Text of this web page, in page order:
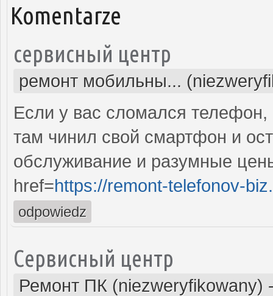
Komentarze
сервисный центр
ремонт мобильны...
Если у вас сломался
там чинил свой смартфон и
обслуживание и разумные
href=https://remont-telefonov-
odpowiedz
Сервисный центр
Ремонт ПК (niezweryfikowany)